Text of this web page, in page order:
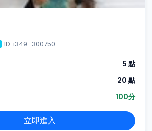
ID: i349_300750
5 點
20 點
100分
立即進入